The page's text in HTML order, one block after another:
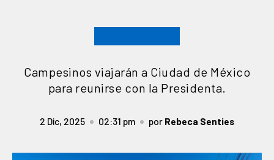
Campesinos viajarán a Ciudad de México
para reunirse con la Presidenta.
2 Dic, 2025 02:31 pm por Rebeca Senties